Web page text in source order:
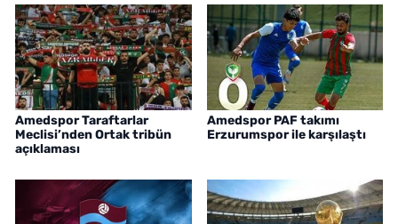
Amedspor Taraftarlar
Meclisi’nden Ortak tribün
açıklaması
Amedspor PAF takımı
Erzurumspor ile karşılaştı